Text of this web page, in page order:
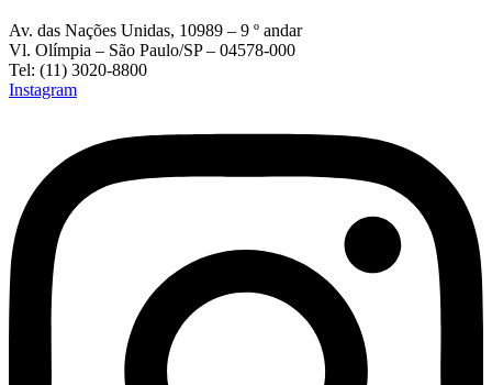
Av. das Nações Unidas, 10989 – 9 º andar
Vl. Olímpia – São Paulo/SP – 04578-000
Tel: (11) 3020-8800
Instagram